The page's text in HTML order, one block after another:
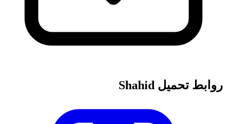
روابط تحميل Shahid